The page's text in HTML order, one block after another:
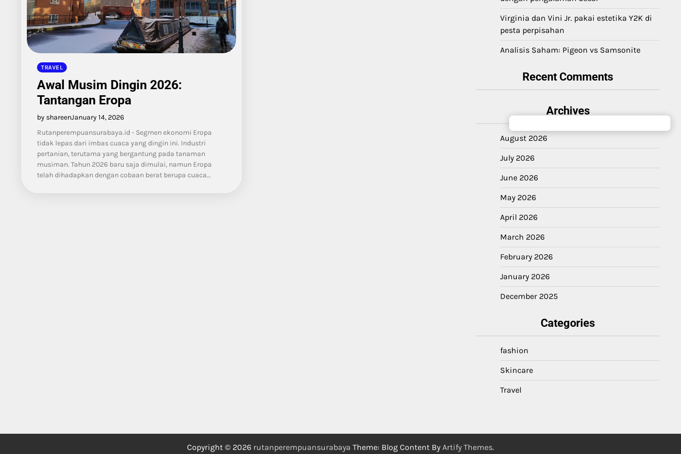
TRAVEL
Awal Musim Dingin 2026:
Tantangan Eropa
by shareenJanuary 14, 2026
Rutanperempuansurabaya.id - Segmen ekonomi Eropa
tidak lepas dari imbas cuaca yang dingin ini. Industri
pertanian, terutama yang bergantung pada tanaman
musiman. Tahun 2026 baru saja dimulai, namun Eropa
telah dihadapkan dengan cobaan berat berupa cuaca…
Virginia dan Vini Jr. pakai estetika Y2K di
pesta perpisahan
Analisis Saham: Pigeon vs Samsonite
Recent Comments
Archives
August 2026
July 2026
June 2026
May 2026
April 2026
March 2026
February 2026
January 2026
December 2025
Categories
fashion
Skincare
Travel
Copyright © 2026 rutanperempuansurabaya Theme: Blog Content By Artify Themes.